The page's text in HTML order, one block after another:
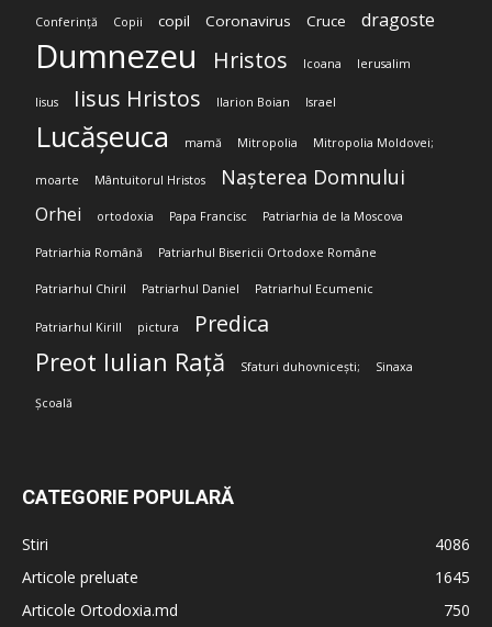
Conferință Copii copil Coronavirus Cruce dragoste
Dumnezeu Hristos Icoana Ierusalim
Iisus Iisus Hristos Ilarion Boian Israel
Lucășeuca mamă Mitropolia Mitropolia Moldovei;
moarte Mântuitorul Hristos Nașterea Domnului
Orhei ortodoxia Papa Francisc Patriarhia de la Moscova
Patriarhia Română Patriarhul Bisericii Ortodoxe Române
Patriarhul Chiril Patriarhul Daniel Patriarhul Ecumenic
Patriarhul Kirill pictura Predica
Preot Iulian Rață Sfaturi duhovnicești; Sinaxa
Școală
CATEGORIE POPULARĂ
Stiri
4086
Articole preluate
1645
Articole Ortodoxia.md
750